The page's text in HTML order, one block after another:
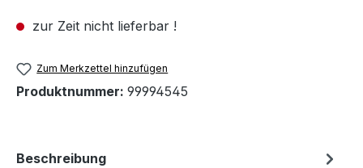
zur Zeit nicht lieferbar !
Zum Merkzettel hinzufügen
Produktnummer: 99994545
Beschreibung